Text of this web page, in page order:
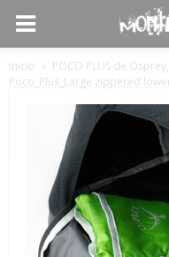
Inicio
POCO PLUS de
Poco_Plus_Large zippered